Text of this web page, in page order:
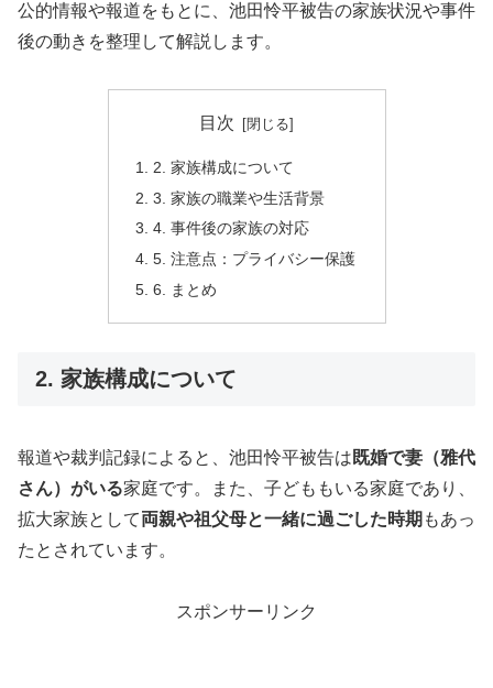
公的情報や報道をもとに、池田怜平被告の家族状況や事件
後の動きを整理して解説します。
目次
2. 家族構成について
3. 家族の職業や生活背景
4. 事件後の家族の対応
5. 注意点：プライバシー保護
6. まとめ
2. 家族構成について
報道や裁判記録によると、池田怜平被告は 既婚で妻（雅代
さん）がいる家庭です。また、子どももいる家庭であり、
拡大家族として両親や祖父母と一緒に過ごした時期 もあっ
たとされています。
スポンサーリンク